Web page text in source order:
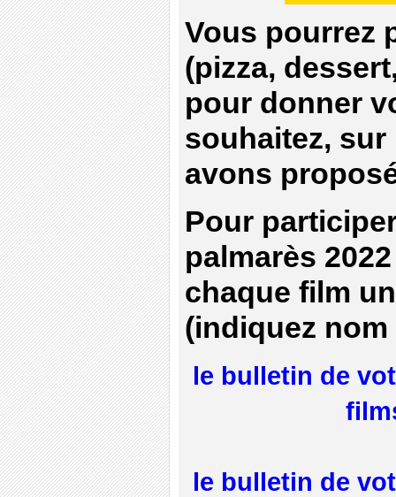
Vous pourrez
(pizza,
pour donner
souhaitez,
avons
Pour
palmarès
chaque film
(indiquez
le bulletin de
le bulletin de